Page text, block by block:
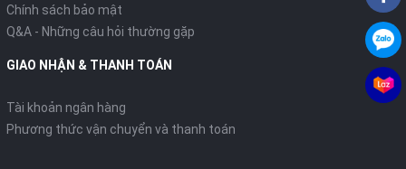
Chính sách bảo mật
Q&A - Những câu hỏi thường gặp
GIAO NHẬN & THANH TOÁN
Tài khoản ngân hàng
Phương thức vận chuyển và thanh toán